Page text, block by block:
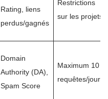
Rating, liens
perdus/gagnés
Restrictions
sur les projets
Domain
Authority (DA),
Spam Score
Maximum 10
requêtes/jour